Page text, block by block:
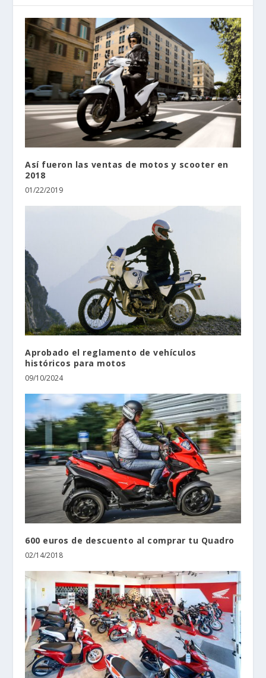
Así fueron las ventas de motos y scooter en
2018
01/22/2019
Aprobado el reglamento de vehículos
históricos para motos
09/10/2024
600 euros de descuento al comprar tu Quadro
02/14/2018